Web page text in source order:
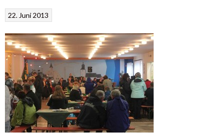
22. Juni 2013